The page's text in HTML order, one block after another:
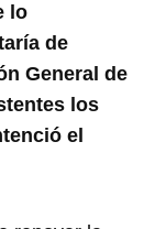
lo
de
General de
los
el